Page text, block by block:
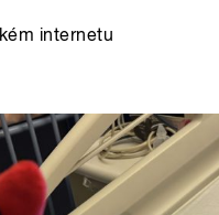
internetu